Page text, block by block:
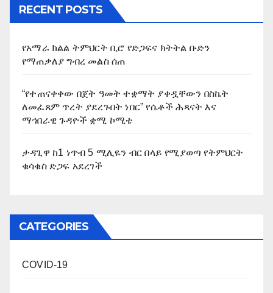
RECENT POSTS
የአማራ ክልል ትምህርት ቢሮ የድጋፍና ክትትል ቡድን
የማጠቃለያ ግብረ መልስ ሰጠ
“የተጠናቀቀው በጀት ዓመት ተቋማት ያቀዷቸውን በስኬት
ለመፈጸም ጥረት ያደረጉበት ነበር” የሴቶች ሕጻናት እና
ማኅበራዊ ጉዳዮች ቋሚ ኮሚቴ
ታዳጊዋ ከ1 ነጥብ 5 ሚሊዬን ብር በላይ የሚያወጣ የትምህርት
ቁሳቁስ ድጋፍ አደረገች
CATEGORIES
COVID-19